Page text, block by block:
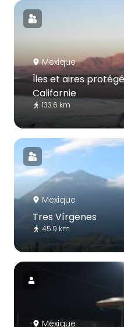
Mexique
Îles et aires
Californie
133.6 km
Mexique
Tres Vírgenes
45.9 km
Mexique